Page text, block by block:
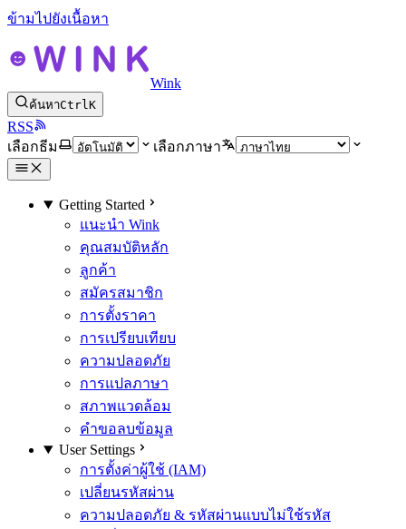
ข้ามไปยังเนื้อหา
Wink
ค้นหาCtrlK
RSS
เลือกธีม
เลือกภาษา
Getting Started
แนะนำ Wink
คุณสมบัติหลัก
ลูกค้า
สมัครสมาชิก
การตั้งราคา
การเปรียบเทียบ
ความปลอดภัย
การแปลภาษา
สภาพแวดล้อม
คำขอลบข้อมูล
User Settings
การตั้งค่าผู้ใช้ (IAM)
เปลี่ยนรหัสผ่าน
ความปลอดภัย & รหัสผ่านแบบไม่ใช้รหัส